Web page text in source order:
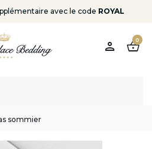
avec le code ROYAL
person shopping_basket
0
sommier